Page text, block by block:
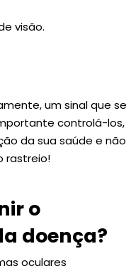
visão.
um sinal que se
controlá-los,
da sua saúde e não
rastreio!
o
doença?
oculares